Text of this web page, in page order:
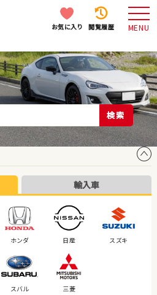
お気に入り 閲覧履歴 MENU
検索
輸入車
ホンダ 日産 スズキ
スバル 三菱